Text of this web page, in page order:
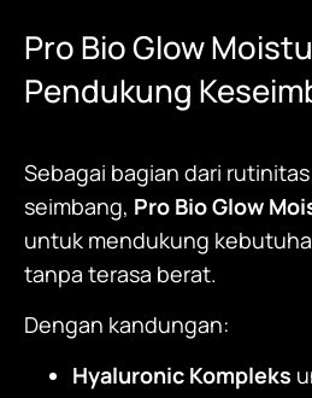
Pro Bio Glow
Pendukung
Sebagai bagian dari
seimbang, Pro Bio Glow
untuk mendukung
tanpa terasa berat.
Dengan kandungan:
Hyaluronic Kompleks